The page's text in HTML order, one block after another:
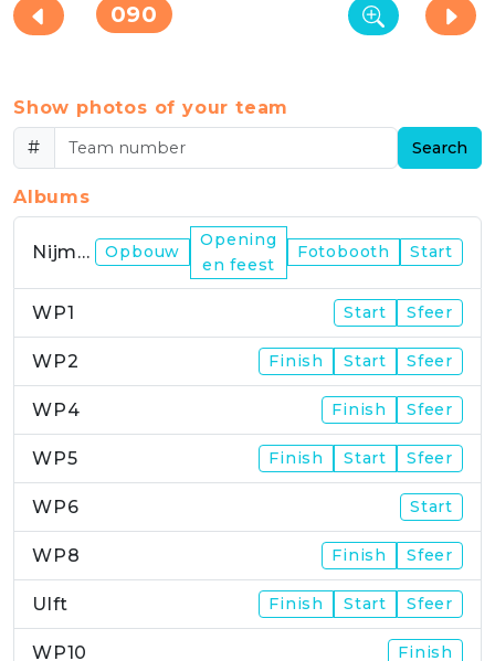
090
Show photos of your team
#
Search
Albums
Nijmegen Opbouw
Opening
en feest
Fotobooth Start
WP1 Start Sfeer
WP2 Finish Start Sfeer
WP4 Finish Sfeer
WP5 Finish Start Sfeer
WP6 Start
WP8 Finish Sfeer
Ulft Finish Start Sfeer
WP10 Finish